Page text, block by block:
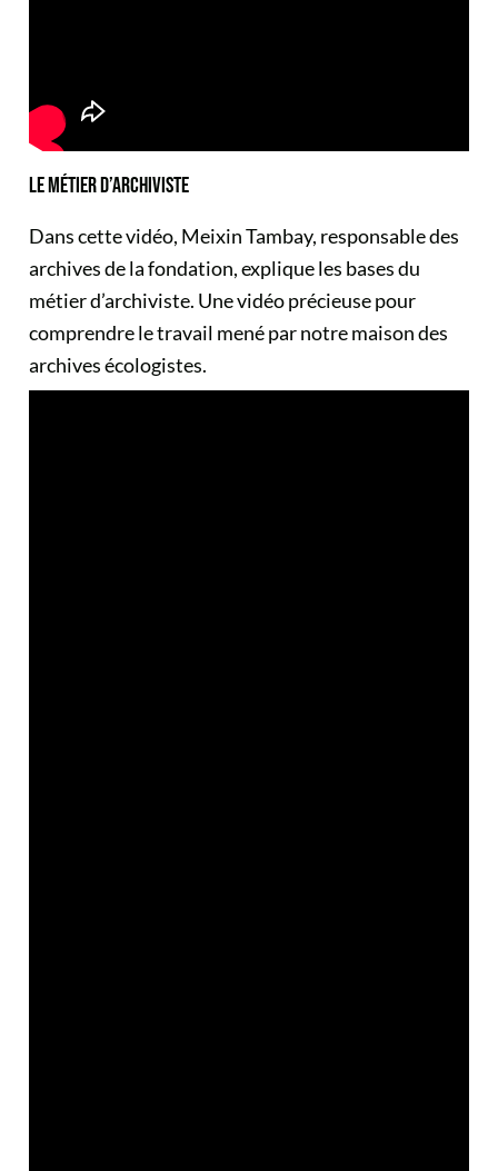
LE MÉTIER D’ARCHIVISTE
Dans cette vidéo, Meixin Tambay, responsable des
archives de la fondation, explique les bases du
métier d’archiviste. Une vidéo précieuse pour
comprendre le travail mené par notre maison des
archives écologistes.